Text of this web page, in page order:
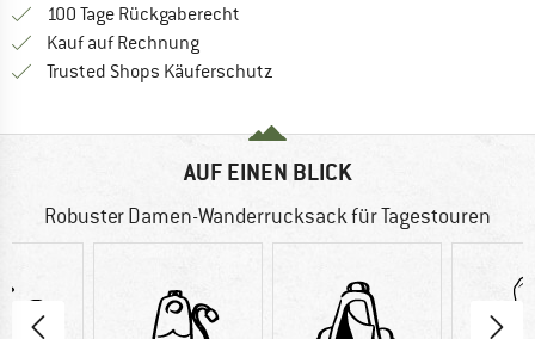
100 Tage Rückgaberecht
Kauf auf RechnungFinde die Zahlungs-Infos hier! Öffnet
Trusted Shops Käuferschutz
AUF EINEN BLICK
Robuster Damen-Wanderrucksack für Tagestouren